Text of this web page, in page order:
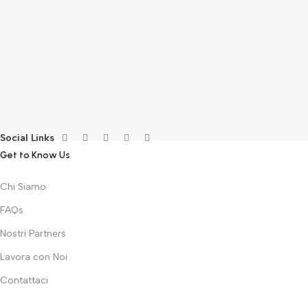
Social Links
Get to Know Us
Chi Siamo
FAQs
Nostri Partners
Lavora con Noi
Contattaci